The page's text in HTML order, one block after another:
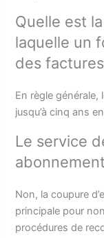
Quelle est
laquelle un
des
En règle générale,
jusqu’à cinq ans
Le service
Non, la coupure
principale pour
procédures de